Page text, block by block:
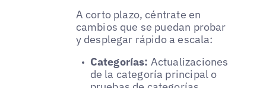
A corto plazo, céntrate en
cambios que se puedan probar
y desplegar rápido a escala:
Categorías: Actualizaciones
de la categoría principal o